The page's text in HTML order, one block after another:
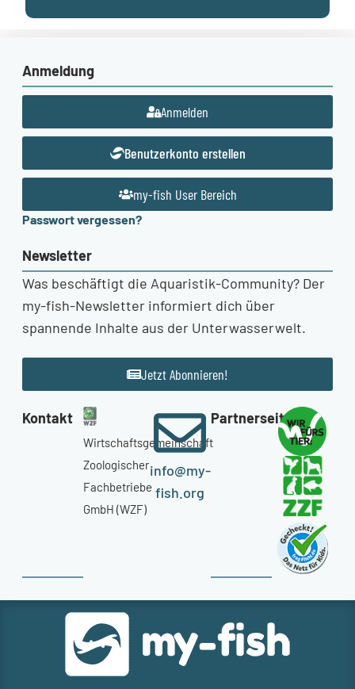
Anmeldung
Anmelden
Benutzerkonto erstellen
my-fish User Bereich
Passwort vergessen?
Newsletter
Was beschäftigt die Aquaristik-Community? Der
my-fish-Newsletter informiert dich über
spannende Inhalte aus der Unterwasserwelt.
Jetzt Abonnieren!
Kontakt
Wirtschaftsgemeinschaft
Zoologischer
Fachbetriebe
GmbH (WZF)
info@my-
fish.org
Partnerseiten